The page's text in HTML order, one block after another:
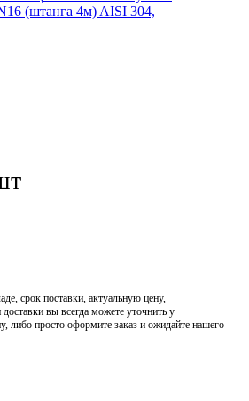
срок поставки, актуальную цену,
вы всегда можете уточнить у
либо просто оформите заказ и ожидайте нашего